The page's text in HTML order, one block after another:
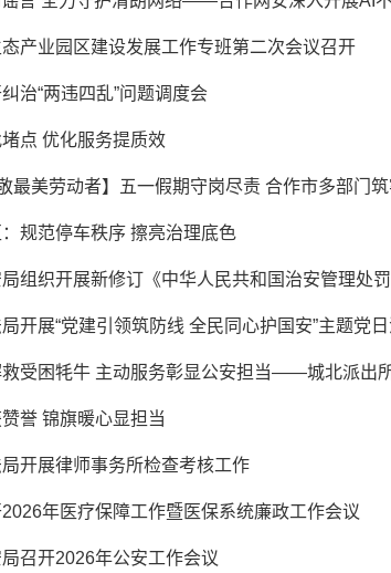
产业园区建设发展工作专班第二次会议召开
治“两违四乱”问题调度会
点 优化服务提质效
敬最美劳动者】五一假期守岗尽责 合作市多部门
规范停车秩序 擦亮治理底色
组织开展新修订《中华人民共和国治安管理处
开展“党建引领筑防线 全民同心护国安”主题党
受困牦牛 主动服务彰显公安担当——城北派出
誉 锦旗暖心显担当
开展律师事务所检查考核工作
年医疗保障工作暨医保系统廉政工作会议
召开2026年公安工作会议